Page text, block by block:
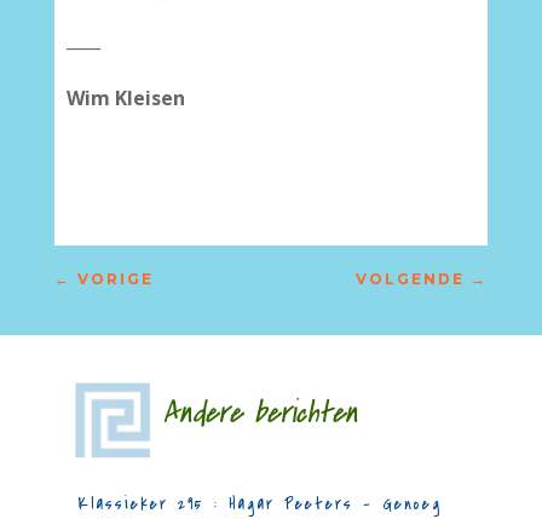
Wim Kleisen
← VORIGE VOLGENDE →
Andere berichten
Klassieker 295 : Hagar Peeters – Genoeg